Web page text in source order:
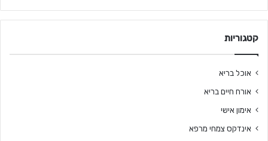
קטגוריות
אוכל בריא
אורח חיים בריא
אימון אישי
אינדקס צמחי מרפא